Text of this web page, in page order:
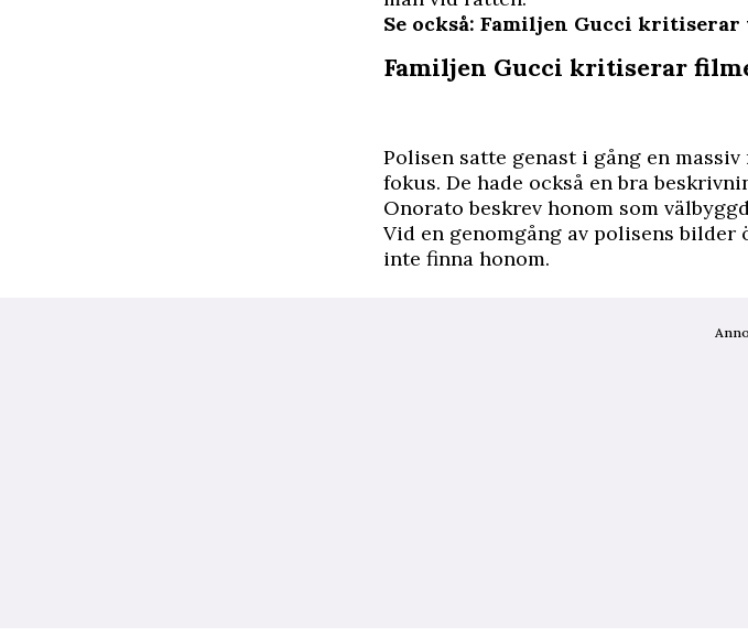
Se också: Familjen Gucci
Familjen Gucci kritiserar
Polisen satte genast i gång en
fokus. De hade också en bra
Onorato beskrev honom som
Vid en genomgång av polisens
inte finna honom.